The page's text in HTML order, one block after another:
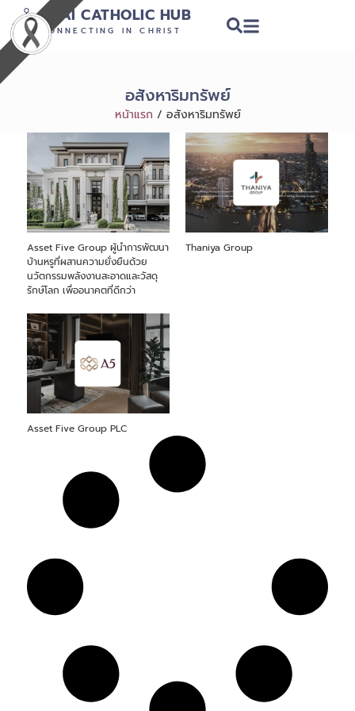
THAI CATHOLIC HUB
CONNECTING IN CHRIST
อสังหาริมทรัพย์
หน้าแรก / อสังหาริมทรัพย์
Asset Five Group ผู้นำการพัฒนา
บ้านหรูที่ผสานความยั่งยืนด้วย
นวัตกรรมพลังงานสะอาดและวัสดุ
รักษ์โลก เพื่ออนาคตที่ดีกว่า
Thaniya Group
Asset Five Group PLC